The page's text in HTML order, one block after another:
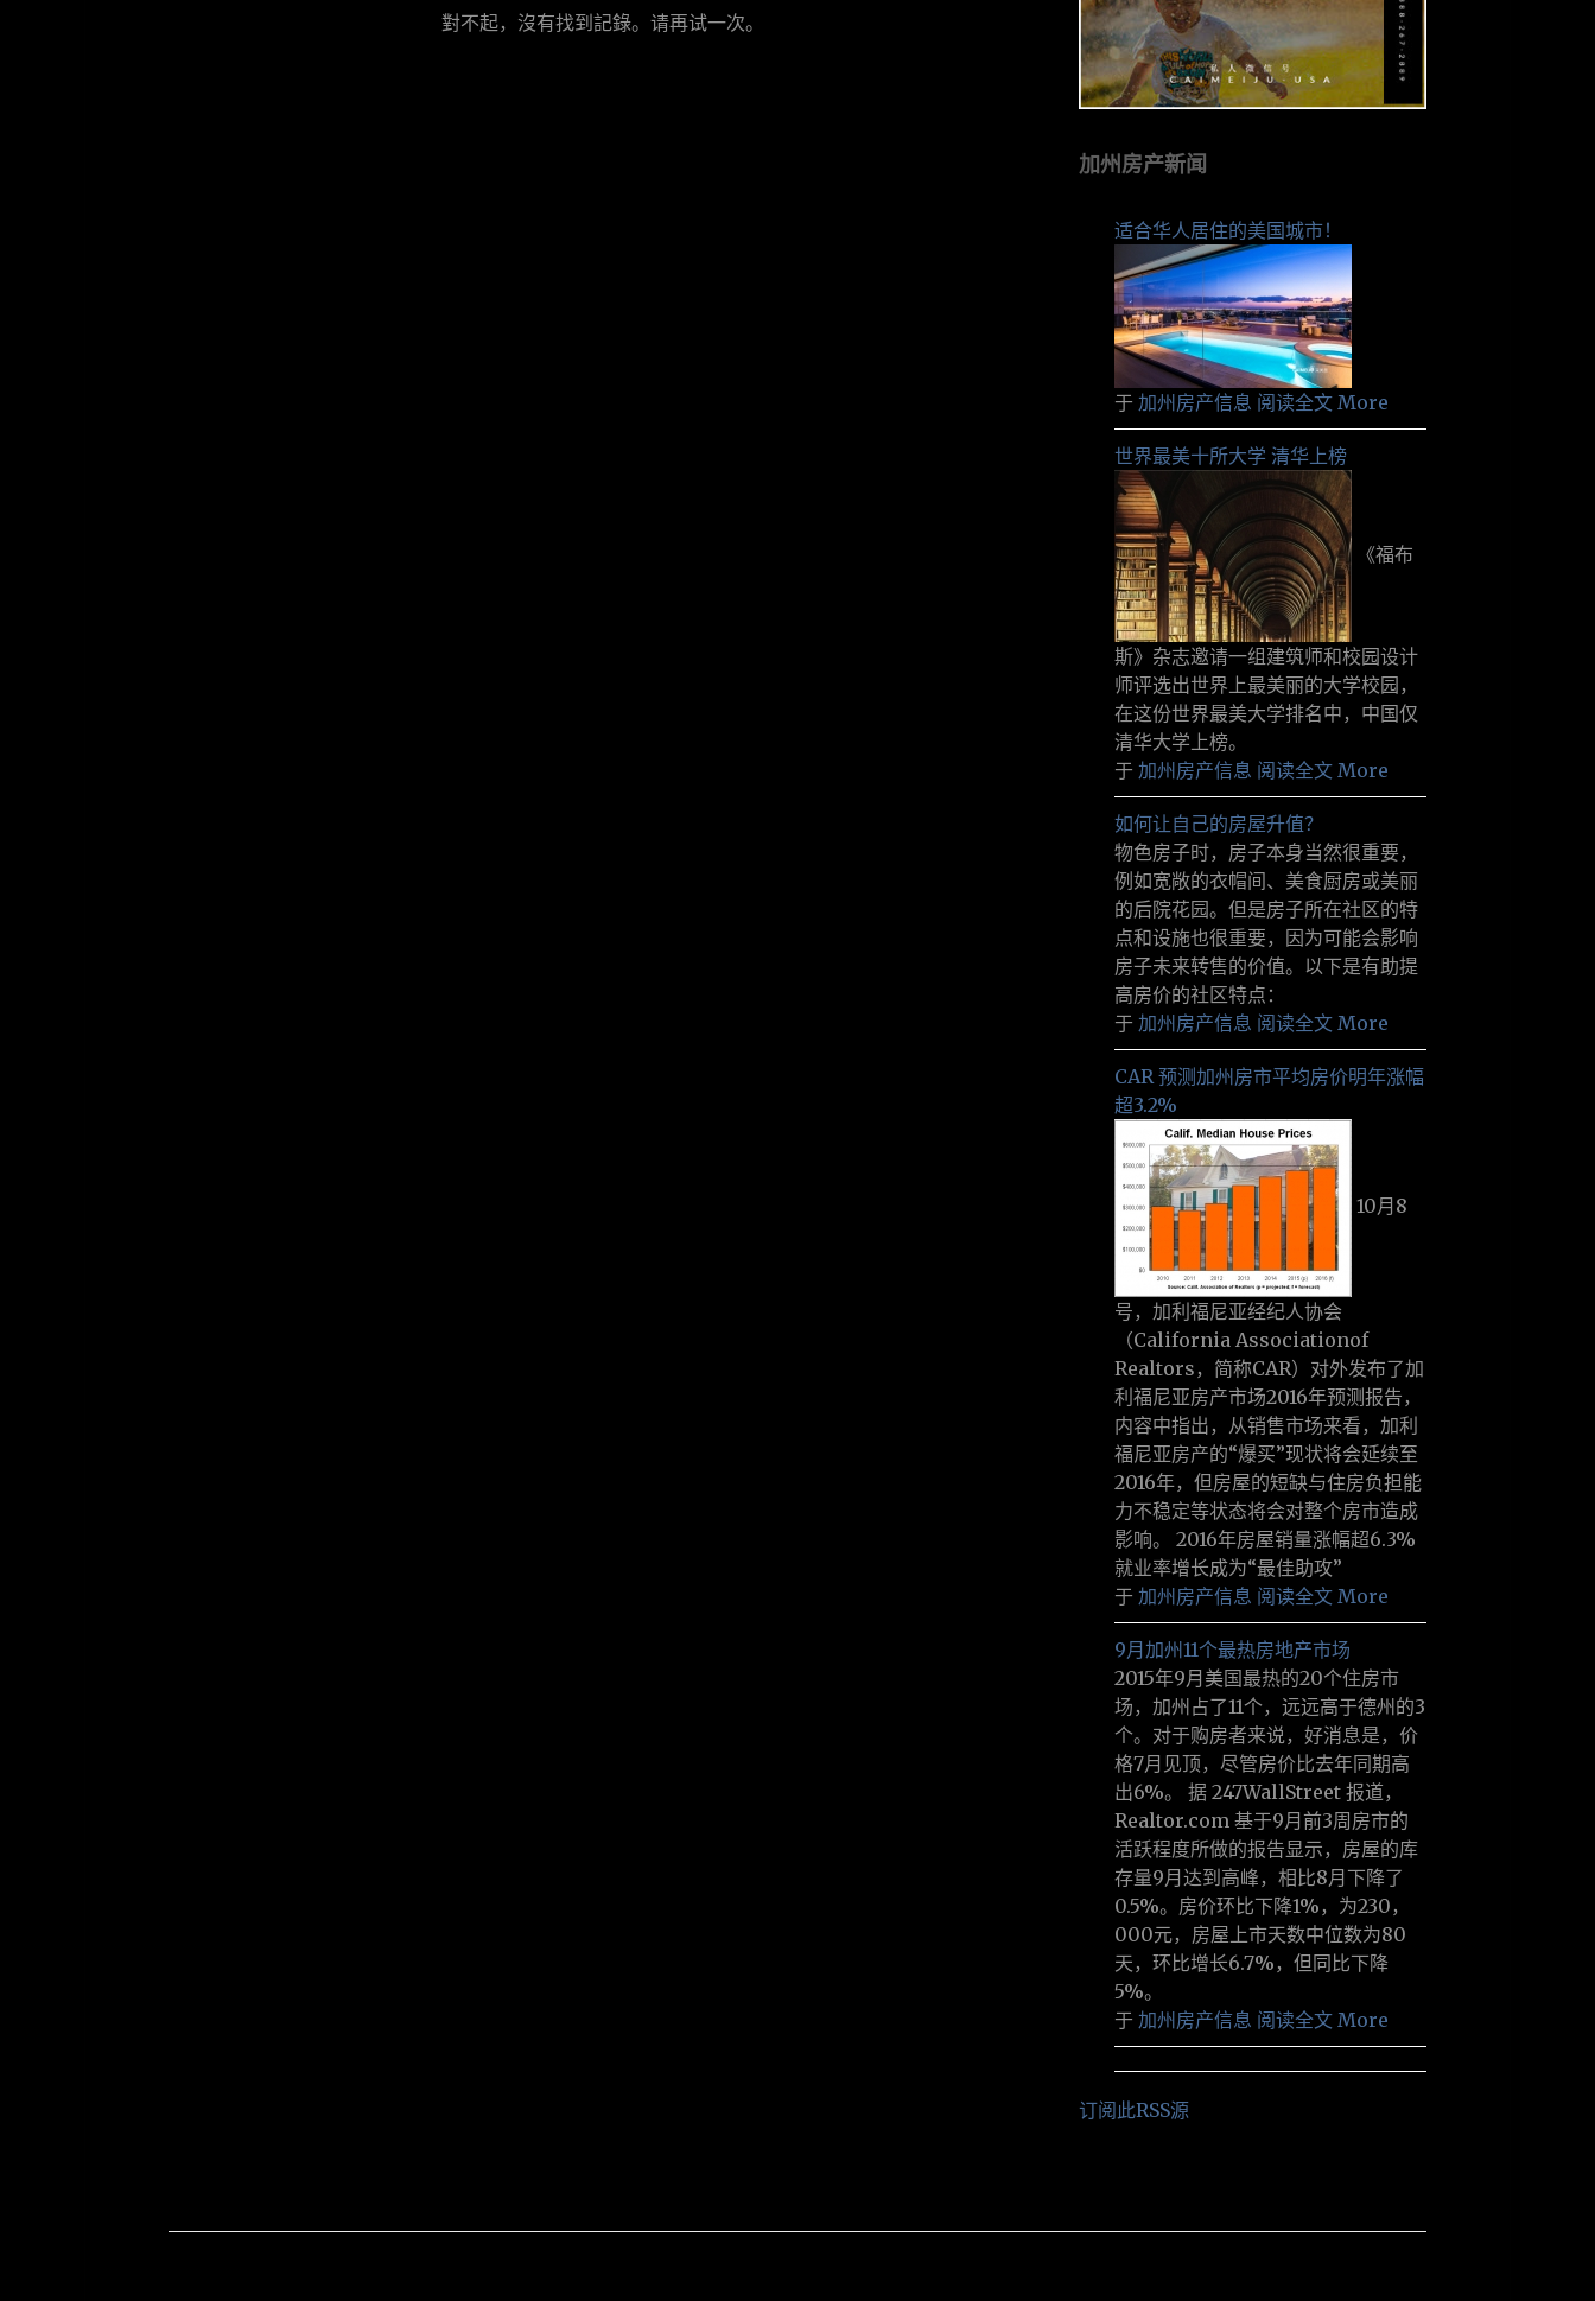
對不起，沒有找到記錄。请再试一次。
加州房产新闻
适合华人居住的美国城市！
于 加州房产信息 阅读全文 More
世界最美十所大学 清华上榜
《福布
斯》杂志邀请一组建筑师和校园设计
师评选出世界上最美丽的大学校园，
在这份世界最美大学排名中，中国仅
清华大学上榜。
于 加州房产信息 阅读全文 More
如何让自己的房屋升值？
物色房子时，房子本身当然很重要，
例如宽敞的衣帽间、美食厨房或美丽
的后院花园。但是房子所在社区的特
点和设施也很重要，因为可能会影响
房子未来转售的价值。以下是有助提
高房价的社区特点：
于 加州房产信息 阅读全文 More
CAR 预测加州房市平均房价明年涨幅
超3.2%
10月8
号，加利福尼亚经纪人协会
（California Associationof
Realtors，简称CAR）对外发布了加
利福尼亚房产市场2016年预测报告，
内容中指出，从销售市场来看，加利
福尼亚房产的“爆买”现状将会延续至
2016年，但房屋的短缺与住房负担能
力不稳定等状态将会对整个房市造成
影响。 2016年房屋销量涨幅超6.3%
就业率增长成为“最佳助攻”
于 加州房产信息 阅读全文 More
9月加州11个最热房地产市场
2015年9月美国最热的20个住房市
场，加州占了11个，远远高于德州的3
个。对于购房者来说，好消息是，价
格7月见顶，尽管房价比去年同期高
出6%。 据 247WallStreet 报道，
Realtor.com 基于9月前3周房市的
活跃程度所做的报告显示，房屋的库
存量9月达到高峰，相比8月下降了
0.5%。房价环比下降1%，为230，
000元，房屋上市天数中位数为80
天，环比增长6.7%，但同比下降
5%。
于 加州房产信息 阅读全文 More
订阅此RSS源